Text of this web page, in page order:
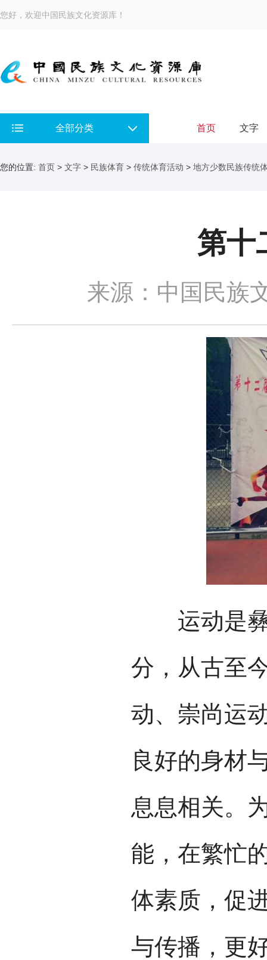
您好，欢迎中国民族文化资源库！
全部分类 首页 文字
您的位置: 首页 > 文字 > 民族体育 > 传统体育活动 > 地方少数民族传统
第十
来源：中国民族
运动是彝
分，从古至
动、崇尚运
良好的身材
息息相关。
能，在繁忙
体素质，促
与传播，更